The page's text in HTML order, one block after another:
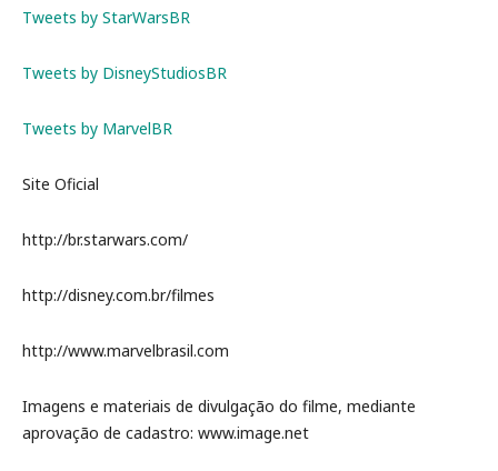
Tweets by StarWarsBR
Tweets by DisneyStudiosBR
Tweets by MarvelBR
Site Oficial
http://br.starwars.com/
http://disney.com.br/filmes
http://www.marvelbrasil.com
Imagens e materiais de divulgação do filme, mediante
aprovação de cadastro: www.image.net